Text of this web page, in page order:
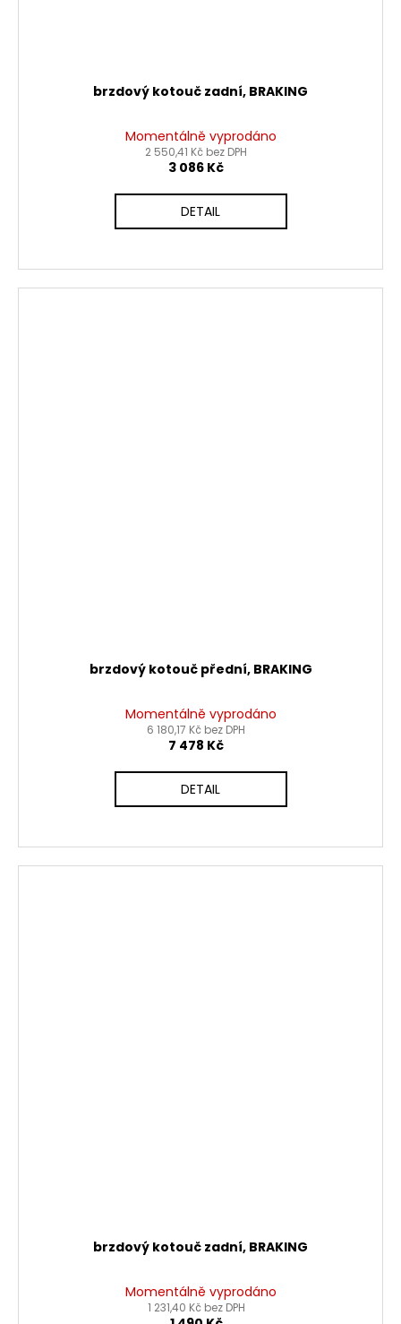
brzdový kotouč zadní, BRAKING
Momentálně vyprodáno
2 550,41 Kč bez DPH
3 086 Kč
DETAIL
brzdový kotouč přední, BRAKING
Momentálně vyprodáno
6 180,17 Kč bez DPH
7 478 Kč
DETAIL
brzdový kotouč zadní, BRAKING
Momentálně vyprodáno
1 231,40 Kč bez DPH